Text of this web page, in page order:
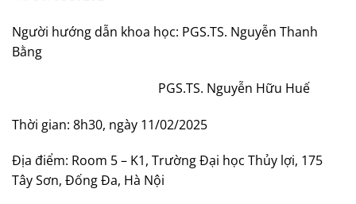
Người hướng dẫn khoa học: PGS.TS. Nguyễn Thanh
Bằng
PGS.TS. Nguyễn Hữu Huế
Thời gian: 8h30, ngày 11/02/2025
Địa điểm: Room 5 – K1, Trường Đại học Thủy lợi, 175
Tây Sơn, Đống Đa, Hà Nội